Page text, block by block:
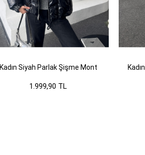
Kadın Siyah Parlak Şişme Mont
1.999,90 TL